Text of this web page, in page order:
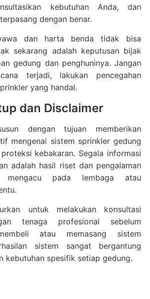
kebutuhan Anda, dan
dengan benar.
dan harta benda tidak bisa
sekarang adalah keputusan bijak
gedung dan penghuninya. Jangan
terjadi, lakukan pencegahan
yang handal.
dan Disclaimer
dengan tujuan memberikan
mengenai sistem sprinkler gedung
kebakaran. Segala informasi
adalah hasil riset dan pengalaman
mengacu pada lembaga atau
untuk melakukan konsultasi
tenaga profesional sebelum
atau memasang sistem
sistem sangat bergantung
kebutuhan spesifik setiap gedung.